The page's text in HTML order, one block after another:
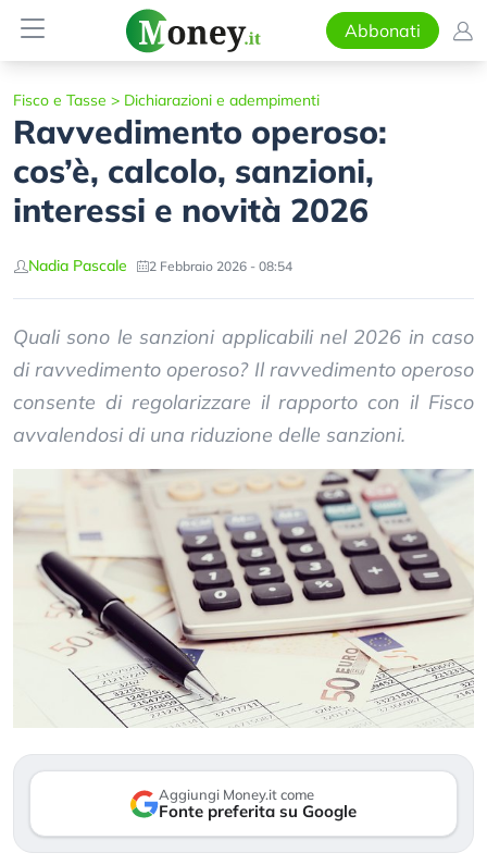
Abbonati
Fisco e Tasse > Dichiarazioni e adempimenti
Ravvedimento operoso:
cos’è, calcolo, sanzioni,
interessi e novità 2026
Nadia Pascale 2 Febbraio 2026 - 08:54
Quali sono le sanzioni applicabili nel 2026 in caso
di ravvedimento operoso? Il ravvedimento operoso
consente di regolarizzare il rapporto con il Fisco
avvalendosi di una riduzione delle sanzioni.
Aggiungi Money.it come
Fonte preferita su Google